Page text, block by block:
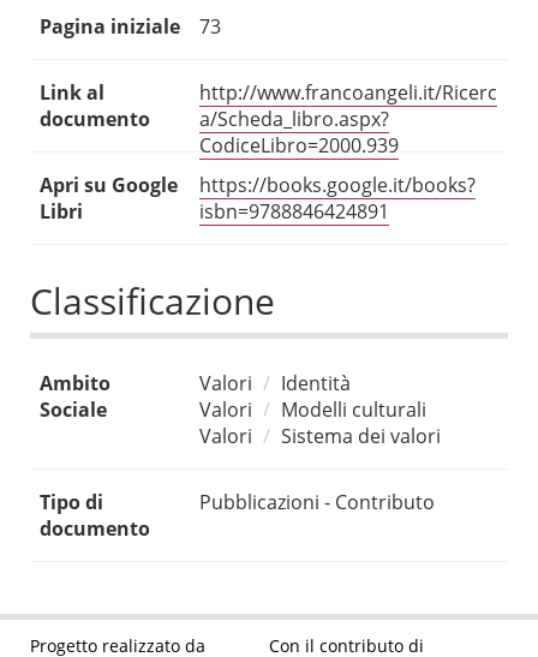
Pagina iniziale 73
Link al
documento
http://www.francoangeli.it/Ricerc
a/Scheda_libro.aspx?
CodiceLibro=2000.939
Apri su Google
Libri
https://books.google.it/books?
isbn=9788846424891
Classificazione
Ambito
Sociale
Valori
Identità
Valori
Modelli culturali
Valori
Sistema dei valori
Tipo di
documento
Pubblicazioni - Contributo
Progetto realizzato da Con il contributo di